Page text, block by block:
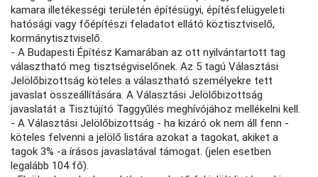
kamara illetékességi területén építésügyi, építésfelügyeleti
hatósági vagy főépítészi feladatot ellátó köztisztviselő,
kormánytisztviselő.
- A Budapesti Építész Kamarában az ott nyilvántartott tag
választható meg tisztségviselőnek. Az 5 tagú Választási
Jelölőbizottság köteles a választható személyekre tett
javaslat összeállítására. A Választási Jelölőbizottság
javaslatát a Tisztújító Taggyűlés meghívójához mellékelni kell.
- A Választási Jelölőbizottság - ha kizáró ok nem áll fenn -
köteles felvenni a jelölő listára azokat a tagokat, akiket a
tagok 3% -a írásos javaslatával támogat. (jelen esetben
legalább 104 fő).